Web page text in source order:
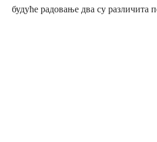
будуће радовање два су различита